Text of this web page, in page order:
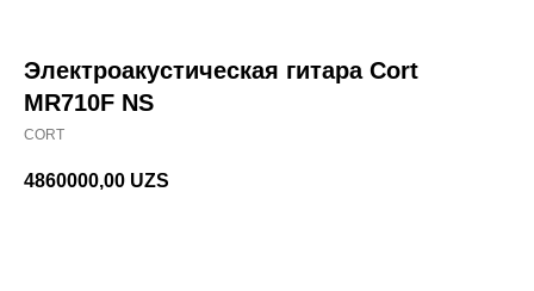
Электроакустическая гитара Cort
MR710F NS
CORT
4860000,00 UZS